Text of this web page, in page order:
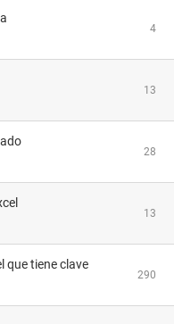
4
13
28
13
que tiene clave
290